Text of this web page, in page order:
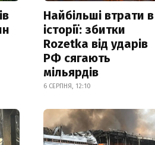
Найбільші втрати в
історії: збитки
Rozetka від ударів
РФ сягають
мільярдів
6 СЕРПНЯ, 12:10